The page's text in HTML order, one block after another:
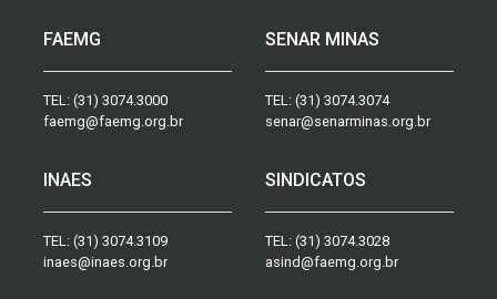
FAEMG
TEL: (31) 3074.3000
faemg@faemg.org.br
SENAR MINAS
TEL: (31) 3074.3074
senar@senarminas.org.br
INAES
TEL: (31) 3074.3109
inaes@inaes.org.br
SINDICATOS
TEL: (31) 3074.3028
asind@faemg.org.br